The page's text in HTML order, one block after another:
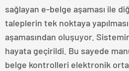
sağlayan e-belge aşaması ile
taleplerin tek noktaya
aşamasından oluşuyor.
hayata geçirildi. Bu sayede
belge kontrolleri elektronik